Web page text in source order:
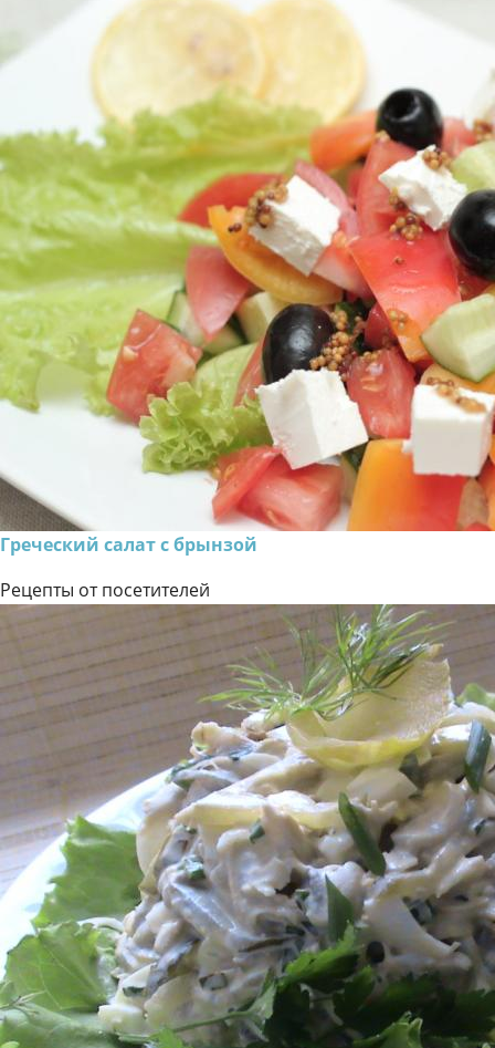
Греческий салат с брынзой
Рецепты от посетителей